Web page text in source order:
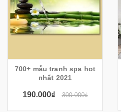
700+ mẫu tranh spa hot
nhất 2021
190.000₫ 300.000₫